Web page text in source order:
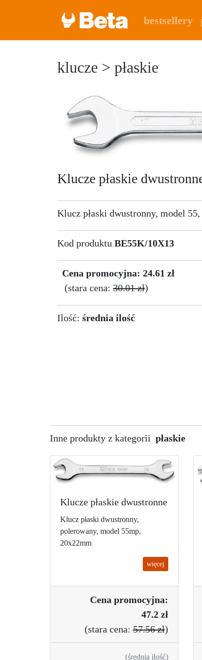
bestsellery
klucze > płaskie
Klucze płaskie
Klucz płaski dwustronny, model
Kod produktu BE55K/10X13
Cena promocyjna: 24.61 zł
(stara cena: 30.01 zł)
Ilość: średnia ilość
Inne produkty z kategorii płaskie
Klucze płaskie dwustronne
Klucz płaski dwustronny,
polerowany, model 55mp,
20x22mm
więcej
Cena promocyjna:
47.2 zł
(stara cena:57.56 zł)
(średnia ilość)